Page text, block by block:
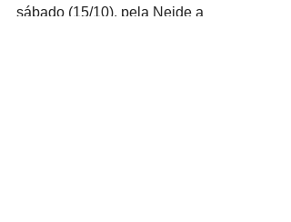
sábado (15/10), pela Neide a